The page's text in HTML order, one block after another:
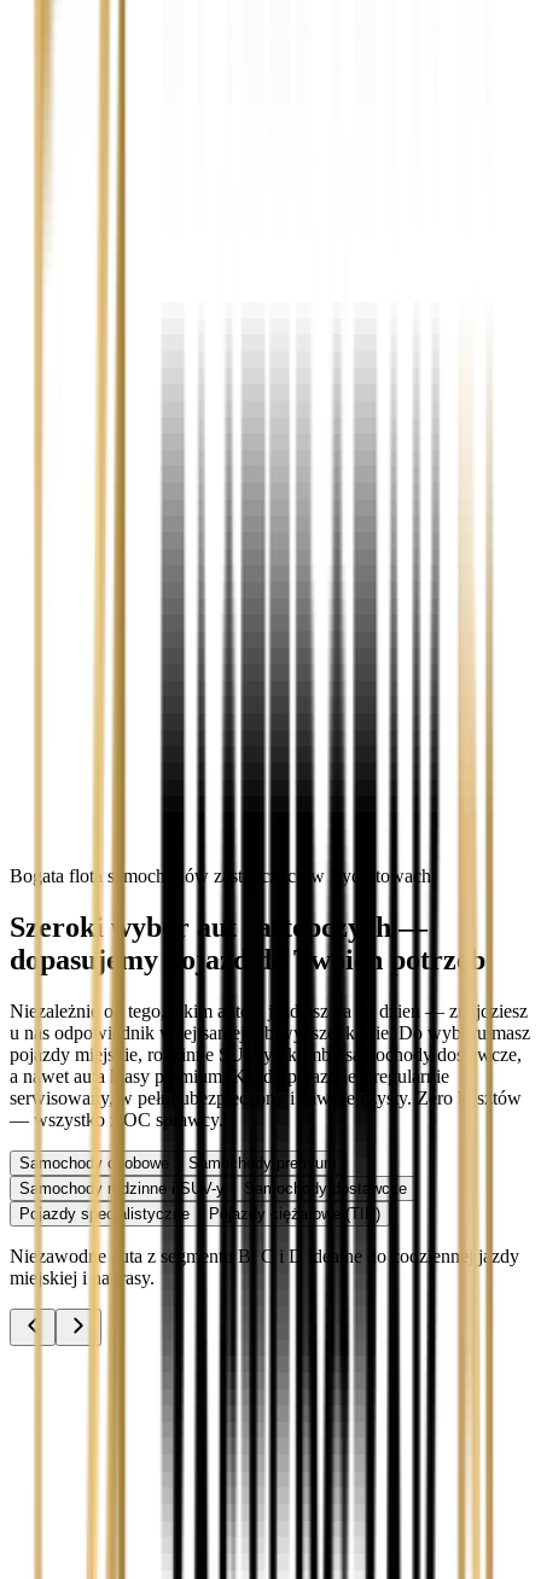
Bogata flota samochodów zastępczych w Rydułtowach
Szeroki wybór aut zastępczych —
dopasujemy pojazd do Twoich potrzeb
Niezależnie od tego, jakim autem jeździsz na co dzień — znajdziesz
u nas odpowiednik w tej samej lub wyższej klasie. Do wyboru masz
pojazdy miejskie, rodzinne SUV-y i kombi, samochody dostawcze,
a nawet auta klasy premium. Każdy pojazd jest regularnie
serwisowany, w pełni ubezpieczony i zawsze czysty. Zero kosztów
— wszystko z OC sprawcy.
Samochody osobowe
Samochody premium
Samochody rodzinne i SUV-y
Samochody dostawcze
Pojazdy specjalistyczne
Pojazdy ciężarowe (TIR)
Niezawodne auta z segmentu B, C i D idealne do codziennej jazdy
miejskiej i na trasy.